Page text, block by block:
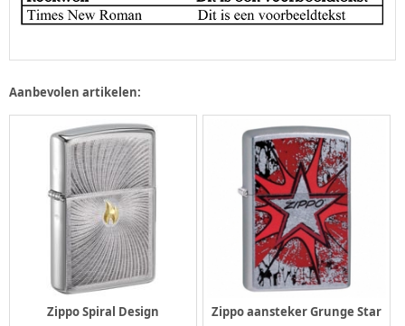
Aanbevolen artikelen:
Zippo Spiral Design
Zippo aansteker Grunge Star